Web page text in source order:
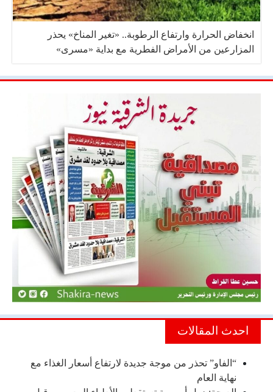
انخفاض الحرارة وارتفاع الرطوبة.. «تغير المناخ» يحذر
المزارعين من الأمراض الفطرية مع بداية «مسرى»
احدث المقالات
“الفاو” تحذر من موجة جديدة لارتفاع أسعار الغذاء مع
نهاية العام